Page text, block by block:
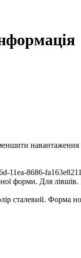
8686-
форми. Для
сталевий. Форма